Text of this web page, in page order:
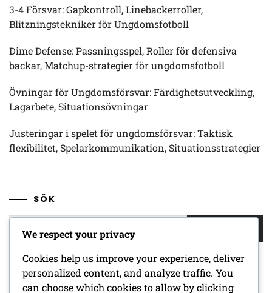
3-4 Försvar: Gapkontroll, Linebackerroller,
Blitzningstekniker för Ungdomsfotboll
Dime Defense: Passningsspel, Roller för defensiva
backar, Matchup-strategier för ungdomsfotboll
Övningar för Ungdomsförsvar: Färdighetsutveckling,
Lagarbete, Situationsövningar
Justeringar i spelet för ungdomsförsvar: Taktisk
flexibilitet, Spelarkommunikation, Situationsstrategier
SÖK
Search
for:
ARKIV
We respect your privacy
Cookies help us improve your experience, deliver
personalized content, and analyze traffic. You
can choose which cookies to allow by clicking